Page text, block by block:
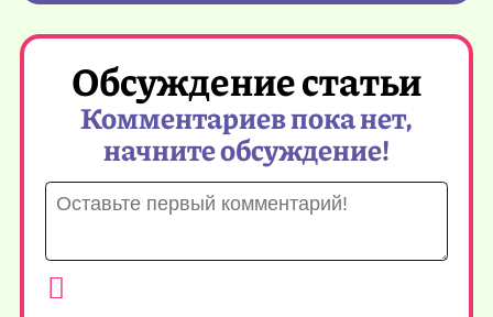
Обсуждение статьи
Комментариев пока нет,
начните обсуждение!